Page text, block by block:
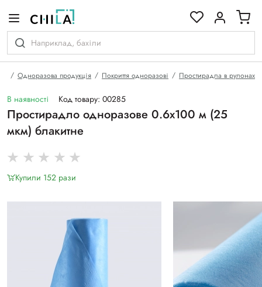
Одноразова продукція Покриття одноразові Простирадла в рулонах
В наявності Код товару: 00285
Простирадло одноразове 0.6х100 м (25
мкм) блакитне
Купили 152 рази
гамі